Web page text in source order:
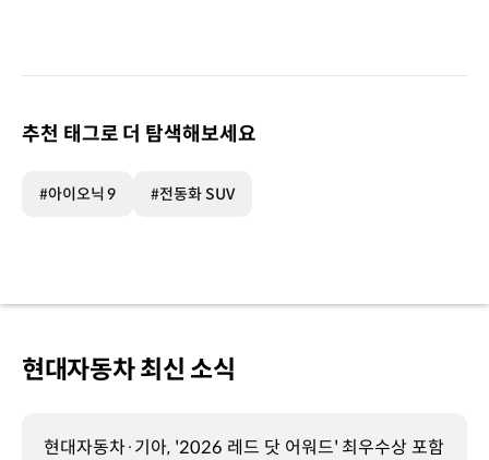
추천 태그로 더 탐색해보세요
#아이오닉 9 #전동화 SUV
현대자동차 최신 소식
현대자동차·기아, '2026 레드 닷 어워드' 최우수상 포함